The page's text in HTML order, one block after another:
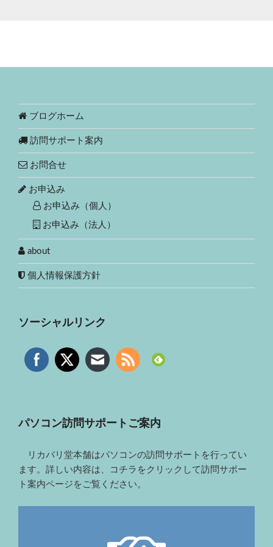
ブログホーム
訪問サポート案内
お問合せ
お申込み
お申込み（個人）
お申込み（法人）
about
個人情報保護方針
ソーシャルリンク
パソコン訪問サポートご案内
リカバリ堂本舗はパソコンの訪問サポートを行ってい
ます。詳しい内容は、コチラをクリックして訪問サポー
ト案内ページをご覧ください。